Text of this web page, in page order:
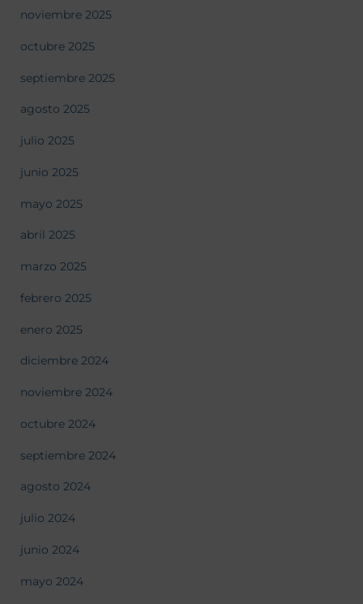
noviembre 2025
octubre 2025
septiembre 2025
agosto 2025
julio 2025
junio 2025
mayo 2025
abril 2025
marzo 2025
febrero 2025
enero 2025
diciembre 2024
noviembre 2024
octubre 2024
septiembre 2024
agosto 2024
julio 2024
junio 2024
mayo 2024